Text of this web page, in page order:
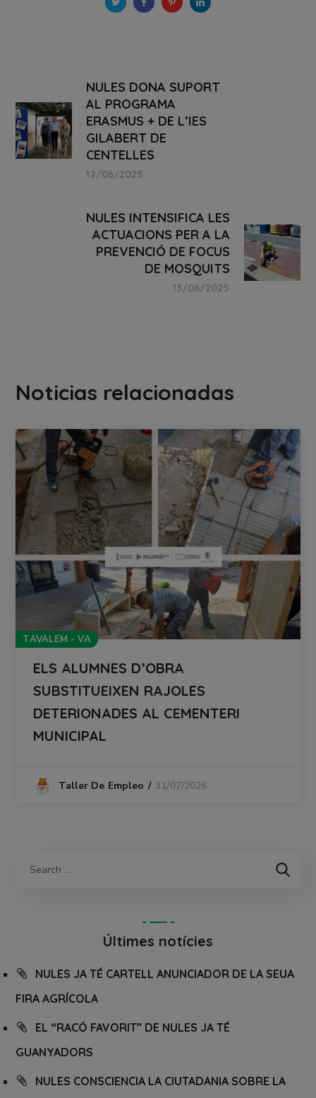
NULES DONA SUPORT
AL PROGRAMA
ERASMUS + DE L’IES
GILABERT DE
CENTELLES
12/06/2025
NULES INTENSIFICA LES
ACTUACIONS PER A LA
PREVENCIÓ DE FOCUS
DE MOSQUITS
13/06/2025
Noticias relacionadas
TAVALEM - VA
ELS ALUMNES D’OBRA
SUBSTITUEIXEN RAJOLES
DETERIONADES AL CEMENTERI
MUNICIPAL
Taller De Empleo 31/07/2026
Últimes notícies
NULES JA TÉ CARTELL ANUNCIADOR DE LA SEUA
FIRA AGRÍCOLA
EL “RACÓ FAVORIT” DE NULES JA TÉ
GUANYADORS
NULES CONSCIENCIA LA CIUTADANIA SOBRE LA